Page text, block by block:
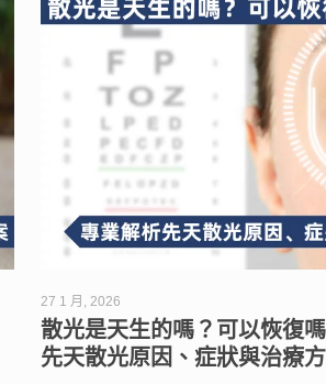
27 1 月, 2026
散光是天生的嗎？可以恢復
先天散光原因、症狀與治療